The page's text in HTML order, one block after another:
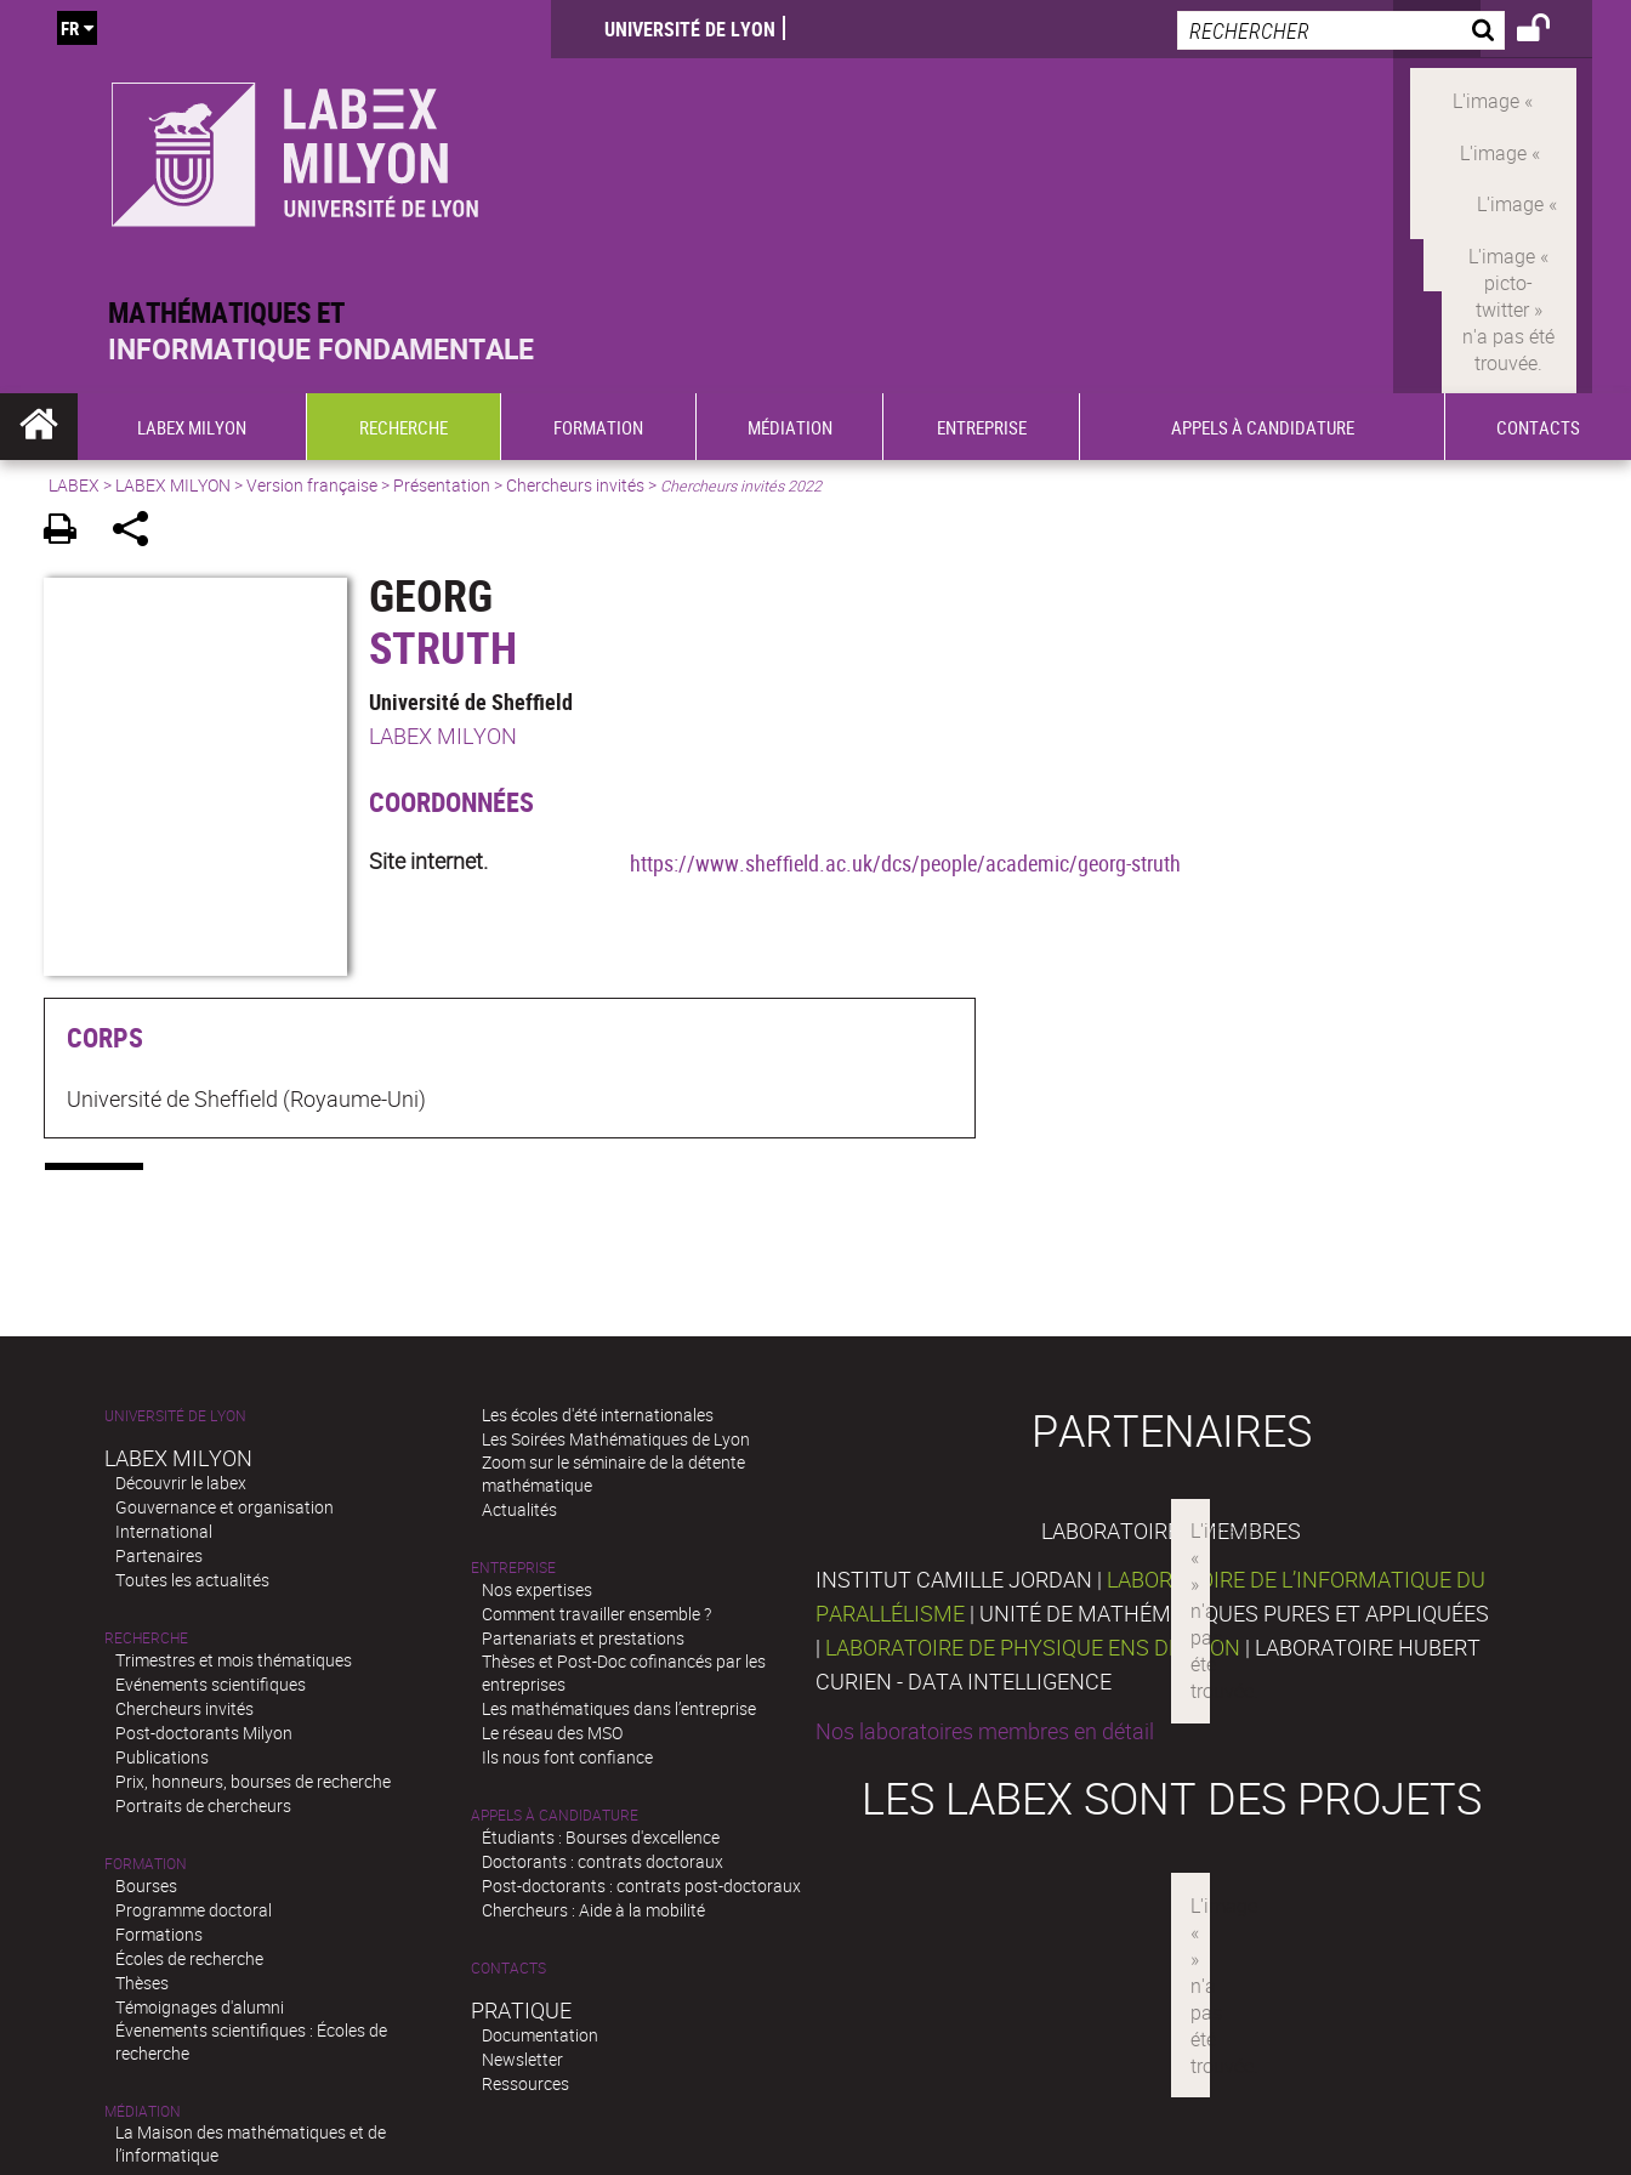
MATHÉMATIQUES ET
INFORMATIQUE FONDAMENTALE
UNIVERSITÉ DE LYON
FR
LABEX MILYON RECHERCHE FORMATION MÉDIATION ENTREPRISE APPELS À CANDIDATURE CONTACTS
LABEX > LABEX MILYON >Version française> Présentation > Chercheurs invités> Chercheurs invités 2022
GEORG
STRUTH
Université de Sheffield
LABEX MILYON
COORDONNÉES
Site internet. https://www.sheffield.ac.uk/dcs/people/academic/georg-struth
CORPS
Université de Sheffield (Royaume-Uni)
UNIVERSITÉ DE LYON
LABEX MILYON
Découvrir le labex
Gouvernance et organisation
International
Partenaires
Toutes les actualités
RECHERCHE
Trimestres et mois thématiques
Evénements scientifiques
Chercheurs invités
Post-doctorants Milyon
Publications
Prix, honneurs, bourses de recherche
Portraits de chercheurs
FORMATION
Bourses
Programme doctoral
Formations
Écoles de recherche
Thèses
Témoignages d'alumni
Évenements scientifiques : Écoles de
recherche
MÉDIATION
La Maison des mathématiques et de
l’informatique
Les écoles d'été internationales
Les Soirées Mathématiques de Lyon
Zoom sur le séminaire de la détente
mathématique
Actualités
ENTREPRISE
Nos expertises
Comment travailler ensemble ?
Partenariats et prestations
Thèses et Post-Doc cofinancés par les
entreprises
Les mathématiques dans l’entreprise
Le réseau des MSO
Ils nous font confiance
APPELS À CANDIDATURE
Étudiants : Bourses d'excellence
Doctorants : contrats doctoraux
Post-doctorants : contrats post-doctoraux
Chercheurs : Aide à la mobilité
CONTACTS
PRATIQUE
Documentation
Newsletter
Ressources
PARTENAIRES
LABORATOIRES MEMBRES
INSTITUT CAMILLE JORDAN | LABORATOIRE DE L’INFORMATIQUE DU
PARALLÉLISME | UNITÉ DE MATHÉMATIQUES PURES ET APPLIQUÉES
| LABORATOIRE DE PHYSIQUE ENS DE LYON | LABORATOIRE HUBERT
CURIEN - DATA INTELLIGENCE
Nos laboratoires membres en détail
LES LABEX SONT DES PROJETS